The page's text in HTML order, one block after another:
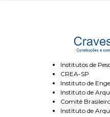
Institutos de
CREA-SP
Instituto de
Instituto de
Comitê
Instituto de